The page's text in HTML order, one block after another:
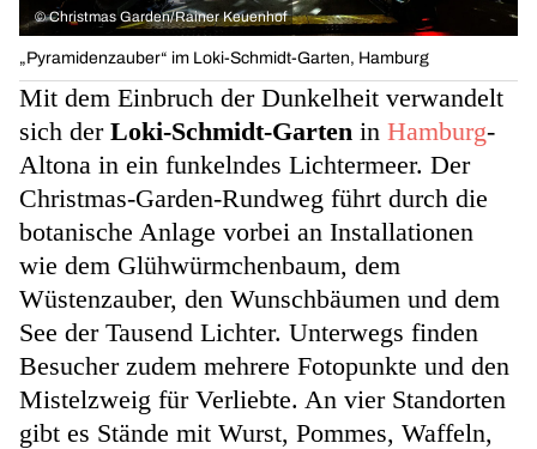
© Christmas Garden/Rainer Keuenhof
„Pyramidenzauber“ im Loki-Schmidt-Garten, Hamburg
Mit dem Einbruch der Dunkelheit verwandelt
sich der Loki-Schmidt-Garten in Hamburg-
Altona in ein funkelndes Lichtermeer. Der
Christmas-Garden-Rundweg führt durch die
botanische Anlage vorbei an Installationen
wie dem Glühwürmchenbaum, dem
Wüstenzauber, den Wunschbäumen und dem
See der Tausend Lichter. Unterwegs finden
Besucher zudem mehrere Fotopunkte und den
Mistelzweig für Verliebte. An vier Standorten
gibt es Stände mit Wurst, Pommes, Waffeln,